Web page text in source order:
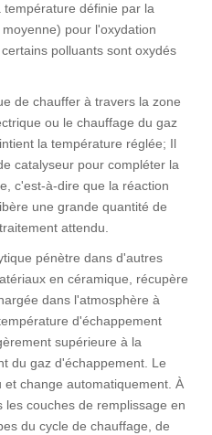
définie par la
pour l'oxydation
polluants sont oxydés
de chauffer à travers la zone
ou le chauffage du gaz
la température réglée; Il
catalyseur pour compléter la
c'est-à-dire que la réaction
une grande quantité de
attendu.
pénètre dans d'autres
en céramique, récupère
dans l'atmosphère à
d'échappement
supérieure à la
du gaz d'échappement. Le
change automatiquement. À
couches de remplissage en
du cycle de chauffage, de